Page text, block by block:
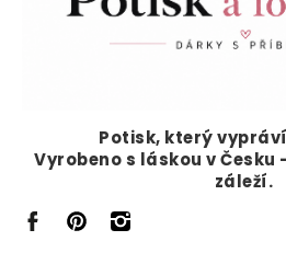
Potisk, který
Vyrobeno s láskou v
záleží.